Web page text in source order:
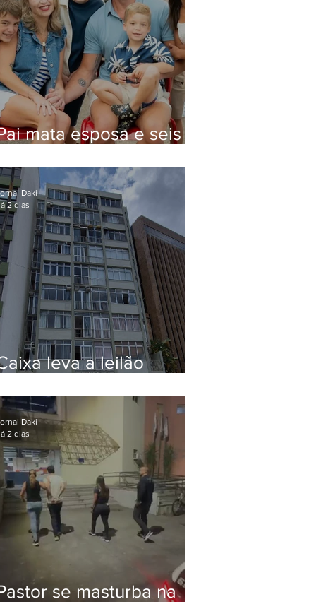
mata esposa e seis
leva a leilão
em Botafogo
Daki
2 dias
se masturba na
Daki
2 dias